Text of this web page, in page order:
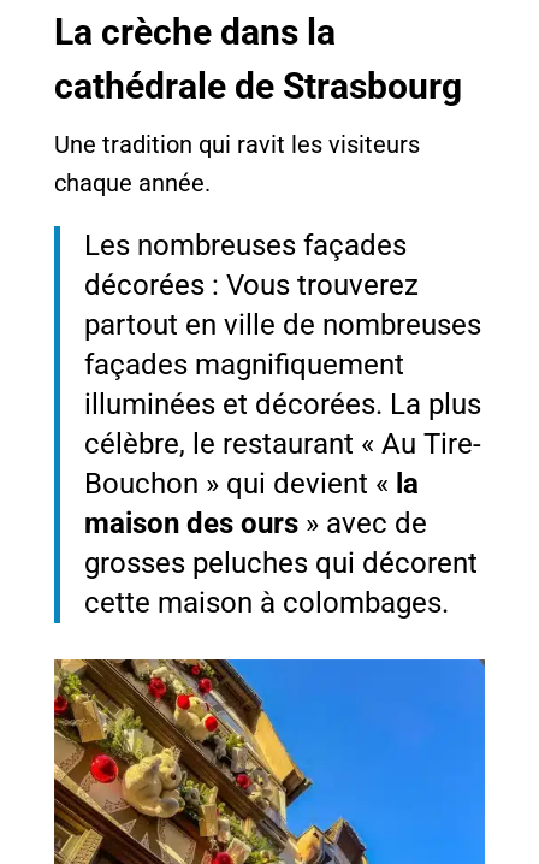
La crèche dans la
cathédrale de Strasbourg
Une tradition qui ravit les visiteurs
chaque année.
Les nombreuses façades
décorées : Vous trouverez
partout en ville de nombreuses
façades magnifiquement
illuminées et décorées. La plus
célèbre, le restaurant « Au Tire-
Bouchon » qui devient « la
maison des ours» avec de
grosses peluches qui décorent
cette maison à colombages.